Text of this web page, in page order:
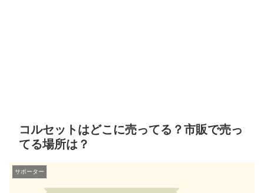
コルセットはどこに売ってる？市販で売っ
てる場所は？
サポーター